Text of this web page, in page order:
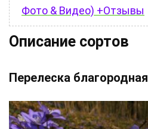
Фото & Видео) +Отзывы
Описание сортов
Перелеска благородная